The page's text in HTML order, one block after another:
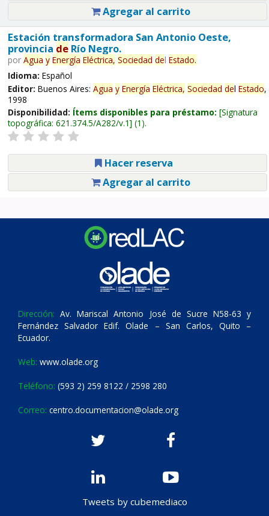
Agregar al carrito
Estación transformadora San Antonio Oeste,
provincia deRío Negro.
por Agua y Energía Eléctrica, Sociedad del Estado.
Idioma: Español
Editor: Buenos Aires: Agua y Energía Eléctrica, Sociedad del Estado,
1998
Disponibilidad: Ítems disponibles para préstamo: Signatura
topográfica: 621.374.5/A282/v.1 (1).
Hacer reserva
Agregar al carrito
Dirección: Av. Mariscal Antonio José de Sucre N58-63 y
Fernández Salvador Edif. Olade – San Carlos, Quito –
Ecuador.
Web: www.olade.org
Teléfono: (593 2) 259 8122 / 2598 280
Correo: centro.documentacion@olade.org
Tweets by cubemediaco